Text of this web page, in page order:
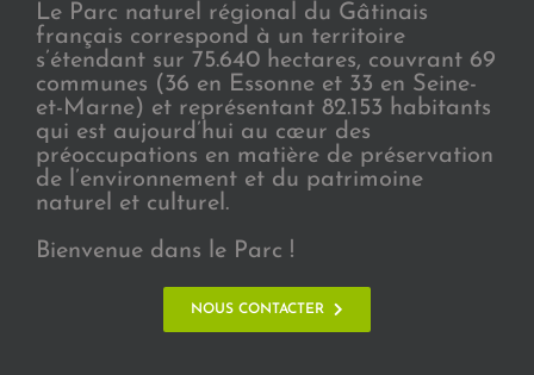
Le Parc naturel régional du Gâtinais
français correspond à un territoire
s’étendant sur 75.640 hectares, couvrant 69
communes (36 en Essonne et 33 en Seine-
et-Marne) et représentant 82.153 habitants
qui est aujourd’hui au cœur des
préoccupations en matière de préservation
de l’environnement et du patrimoine
naturel et culturel.
Bienvenue dans le Parc !
NOUS CONTACTER